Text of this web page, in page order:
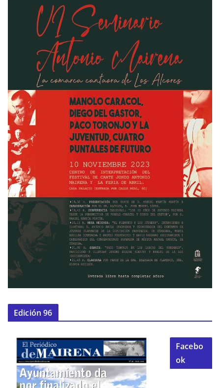
Edición 96
Facebo
ok